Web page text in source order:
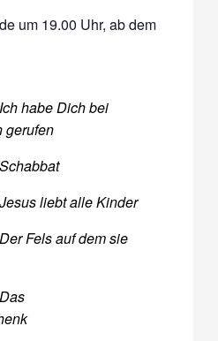
um 19.00 Uhr, ab dem
habe Dich bei
gerufen
liebt alle Kinder
Fels auf dem sie